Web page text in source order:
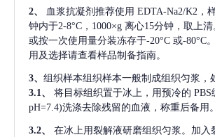
2、 血浆抗凝剂推荐使用 EDTA-Na2/K2，
钟内于2-8°C，1000×g 离心15分钟，取上清
或按一次使用量分装冻存于-20°C 或-80°C
用及选择请查看样品制备指南。
3、 组织样本组织样本一般制成组织匀浆，
3.1、
将目标组织置于冰上，用预冷的 PBS
pH=7.4)洗涤去除残留的血液，称重后备用。
3.2、
在冰上用裂解液研磨组织匀浆。加入